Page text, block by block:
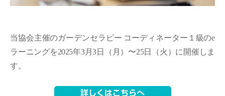
当協会主催のガーデンセラピー コーディネーター１級のe
ラーニングを2025年3月3日（月）〜25日（火）に開催しま
す。